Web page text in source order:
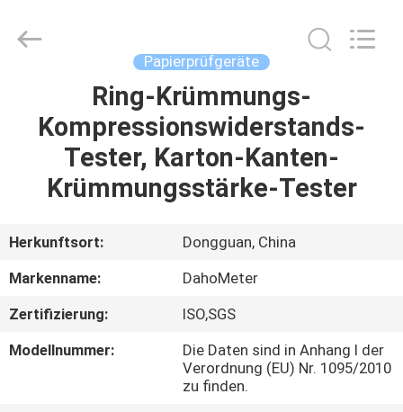
PRODUKTE
UNS
AUSFLUG
QUALITÄTSKONTROLLE
Developed
Papierprüfgeräte
Ring-Krümmungs-
Kompressionswiderstands-
Tester, Karton-Kanten-
Krümmungsstärke-Tester
Herkunftsort:
Dongguan, China
Markenname:
DahoMeter
Zertifizierung:
ISO,SGS
Modellnummer:
Die Daten sind in Anhang I der
Verordnung (EU) Nr. 1095/2010
zu finden.